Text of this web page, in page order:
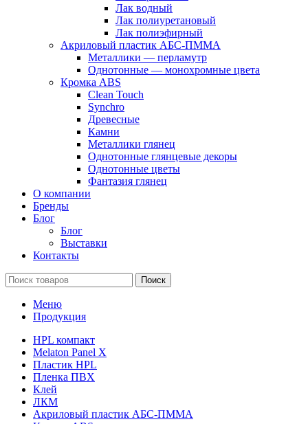
Лак водный
Лак полиуретановый
Лак полиэфирный
Акриловый пластик АБС-ПММА
Металлики — перламутр
Однотонные — монохромные цвета
Кромка ABS
Clean Touch
Synchro
Древесные
Камни
Металлики глянец
Однотонные глянцевые декоры
Однотонные цветы
Фантазия глянец
О компании
Бренды
Блог
Блог
Выставки
Контакты
Поиск
Меню
Продукция
HPL компакт
Melaton Panel X
Пластик HPL
Пленка ПВХ
Клей
ЛКМ
Акриловый пластик АБС-ПММА